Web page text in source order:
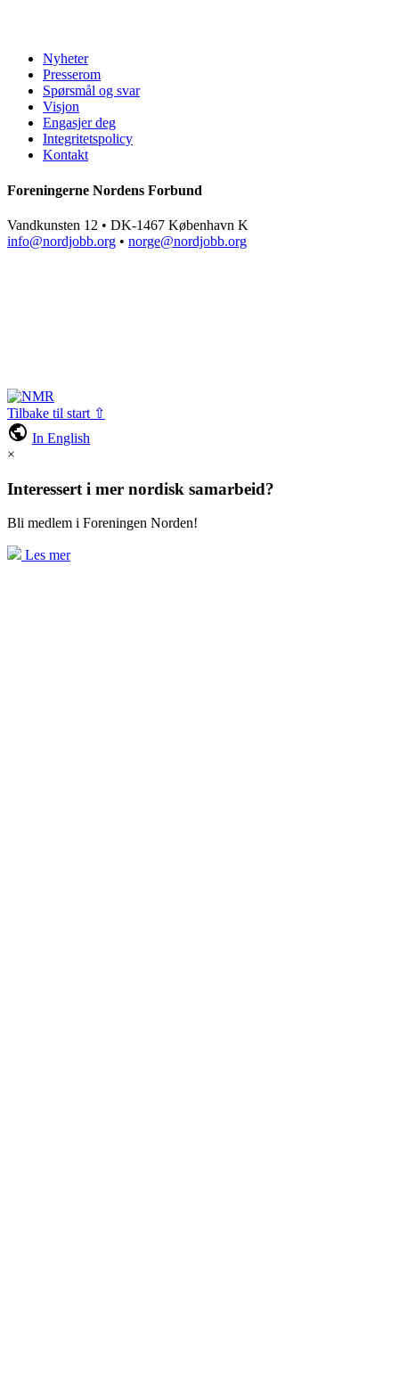
Nyheter
Presserom
Spørsmål og svar
Visjon
Engasjer deg
Integritetspolicy
Kontakt
Foreningerne Nordens Forbund
Vandkunsten 12 • DK-1467 København K
info@nordjobb.org • norge@nordjobb.org
Tilbake til start ⇧
public In English
×
Interessert i mer nordisk samarbeid?
Bli medlem i Foreningen Norden!
Les mer